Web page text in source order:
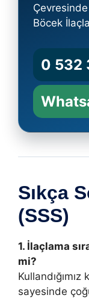
Böcek
0 532
Sıkça
(SSS)
1. İlaçlama
mi?
sayesinde